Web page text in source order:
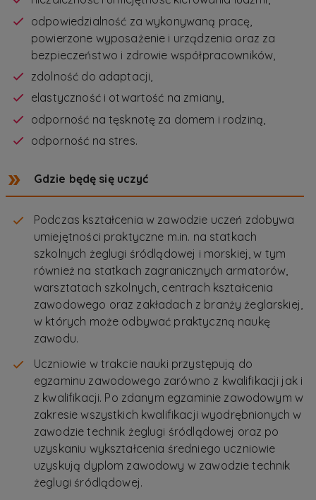
odpowiedzialność za wykonywaną pracę,
powierzone wyposażenie i urządzenia oraz za
bezpieczeństwo i zdrowie współpracowników,
zdolność do adaptacji,
elastyczność i otwartość na zmiany,
odporność na tęsknotę za domem i rodziną,
odporność na stres.
Gdzie będę się uczyć
Podczas kształcenia w zawodzie uczeń zdobywa
umiejętności praktyczne m.in. na statkach
szkolnych żeglugi śródlądowej i morskiej, w tym
również na statkach zagranicznych armatorów,
warsztatach szkolnych, centrach kształcenia
zawodowego oraz zakładach z branży żeglarskiej,
w których może odbywać praktyczną naukę
zawodu.
Uczniowie w trakcie nauki przystępują do
egzaminu zawodowego zarówno z kwalifikacji jak i
z kwalifikacji. Po zdanym egzaminie zawodowym w
zakresie wszystkich kwalifikacji wyodrębnionych w
zawodzie technik żeglugi śródlądowej oraz po
uzyskaniu wykształcenia średniego uczniowie
uzyskują dyplom zawodowy w zawodzie technik
żeglugi śródlądowej.